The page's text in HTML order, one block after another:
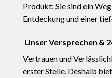
Produkt: Sie sind ein
Entdeckung und einer
Unser Versprechen &
Vertrauen und
erster Stelle. Deshalb